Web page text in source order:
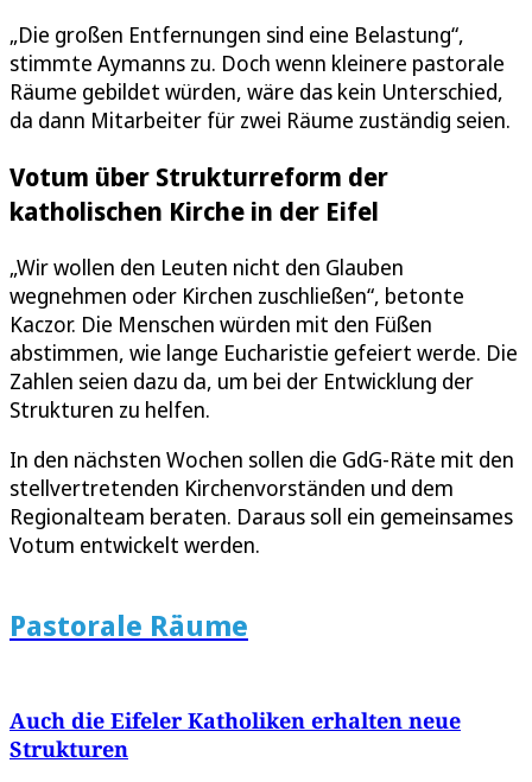
„Die großen Entfernungen sind eine Belastung“,
stimmte Aymanns zu. Doch wenn kleinere pastorale
Räume gebildet würden, wäre das kein Unterschied,
da dann Mitarbeiter für zwei Räume zuständig seien.
Votum über Strukturreform der
katholischen Kirche in der Eifel
„Wir wollen den Leuten nicht den Glauben
wegnehmen oder Kirchen zuschließen“, betonte
Kaczor. Die Menschen würden mit den Füßen
abstimmen, wie lange Eucharistie gefeiert werde. Die
Zahlen seien dazu da, um bei der Entwicklung der
Strukturen zu helfen.
In den nächsten Wochen sollen die GdG-Räte mit den
stellvertretenden Kirchenvorständen und dem
Regionalteam beraten. Daraus soll ein gemeinsames
Votum entwickelt werden.
Pastorale Räume
Auch die Eifeler Katholiken erhalten neue
Strukturen